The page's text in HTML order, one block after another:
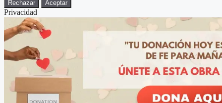
Rechazar Aceptar
Privacidad